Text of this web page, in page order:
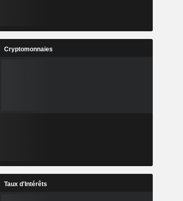
Cryptomonnaies
Taux d'Intérêts